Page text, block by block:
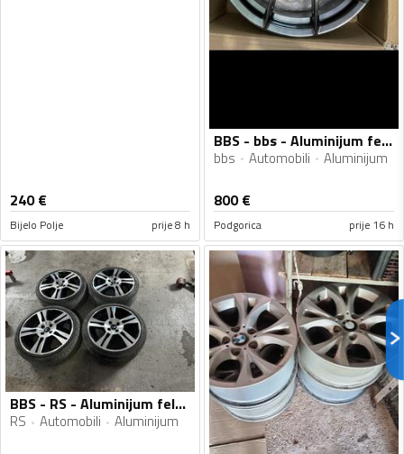
240€
Bijelo Polje prije 8 h
BBS - bbs - Aluminijum felne
bbs Automobili Aluminijum
800€
Podgorica prije 16 h
BBS - RS - Aluminijum felne
RS Automobili Aluminijum